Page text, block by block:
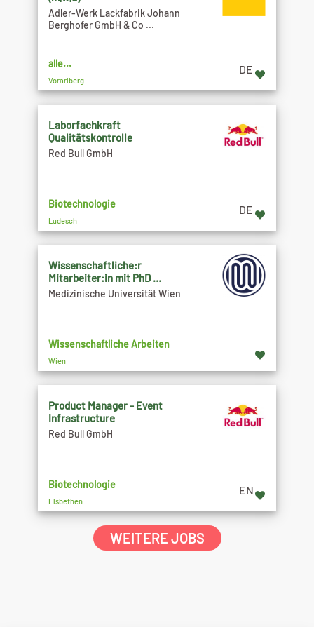
Adler-Werk Lackfabrik Johann
Berghofer GmbH & Co ...
alle...
Vorarlberg
DE
Laborfachkraft
Qualitätskontrolle
Red Bull GmbH
Biotechnologie
Ludesch
DE
Wissenschaftliche:r
Mitarbeiter:in mit PhD ...
Medizinische Universität Wien
Wissenschaftliche Arbeiten
Wien
Product Manager - Event
Infrastructure
Red Bull GmbH
Biotechnologie
Elsbethen
EN
WEITERE JOBS